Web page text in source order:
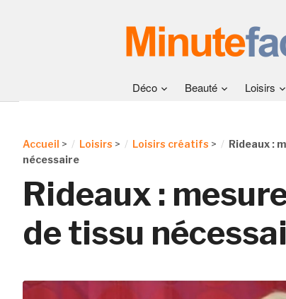
Déco Beauté Loisirs
Accueil > Loisirs > Loisirs créatifs >
Rideaux :
nécessaire
Rideaux :
de tissu